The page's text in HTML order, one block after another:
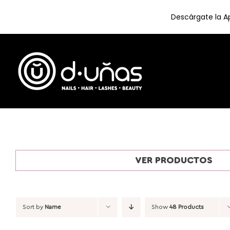
content
VER PRODUCTOS
Sort by Name Show 48 Products
Descárgate la